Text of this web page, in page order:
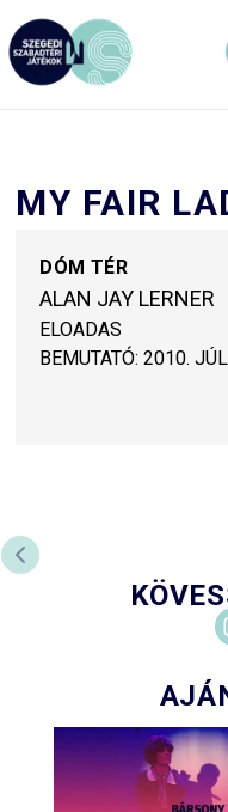
MY FAIR
DÓM TÉR
ALAN JAY LERNER
ELOADAS
BEMUTATÓ: 2010.
PREVIOUS SLIDE